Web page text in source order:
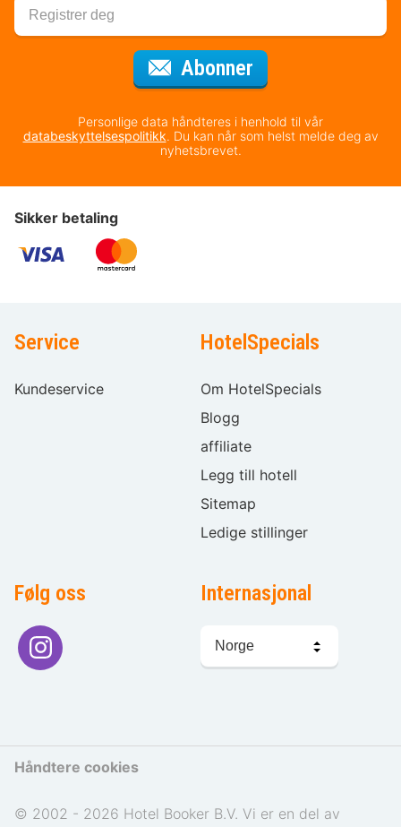
Abonner
Personlige data håndteres i henhold til vår
databeskyttelsespolitikk. Du kan når som helst melde deg av
nyhetsbrevet.
Sikker betaling
Service
Kundeservice
HotelSpecials
Om HotelSpecials
Blogg
affiliate
Legg till hotell
Sitemap
Ledige stillinger
Følg oss Internasjonal
Håndtere cookies
© 2002 - 2026 Hotel Booker B.V. Vi er en del av